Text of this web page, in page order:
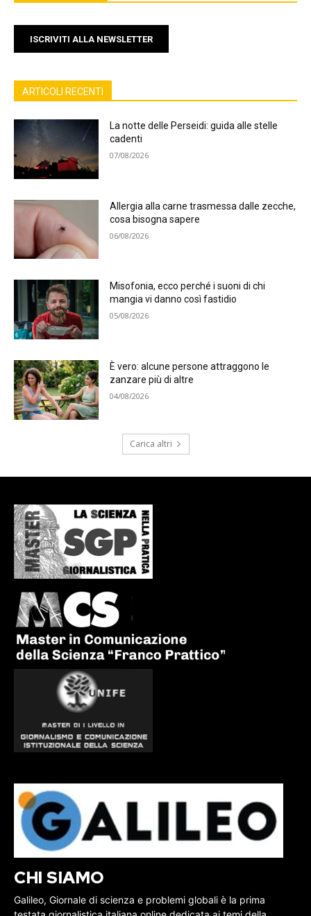
ISCRIVITI ALLA NEWSLETTER
ARTICOLI RECENTI
La notte delle Perseidi: guida alle stelle
cadenti
07/08/2026
Allergia alla carne trasmessa dalle zecche,
cosa bisogna sapere
06/08/2026
Misofonia, ecco perché i suoni di chi
mangia vi danno così fastidio
05/08/2026
È vero: alcune persone attraggono le
zanzare più di altre
04/08/2026
Carica altri
CHI SIAMO
Galileo, Giornale di scienza e problemi globali è la prima